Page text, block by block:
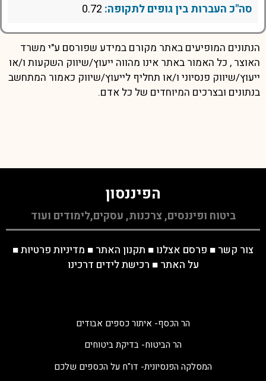
סה"כ העברות בין גופים לתקופה:
הנתונים המופיעים באתר מקורם במידע שפורסם ע"י משרד
האוצר , כל האמור באתר אינו מהווה ייעוץ/שיווק השקעות ו/או
ייעוץ/שיווק פנסיוני ו/או תחליף לייעוץ/שיווק כאמור המתחשב
בנתונים ובצרכים המיוחדים של כל אדם.
הפיננסון
ביטוח ופיננסים, צרכנות, עסקים,לימודים ועוד
צור קשר ■ פרסם אצלנו ■ תקנון האתר ■ מדיניות פרטיות■
על האתר ■ רכישת לידים דרכינו
הר הכסף- איתור כספים אבודים
הר הביטוח- בדיקת ביטוחים
המסלקה הפנסיונית- דו"ח על הכספים שלכם